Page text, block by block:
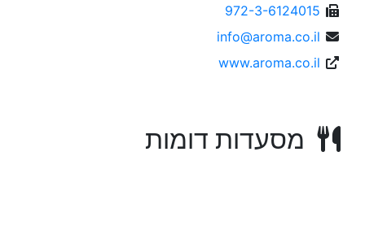
972-3-6124015
info@aroma.co.il
www.aroma.co.il
מסעדות דומות